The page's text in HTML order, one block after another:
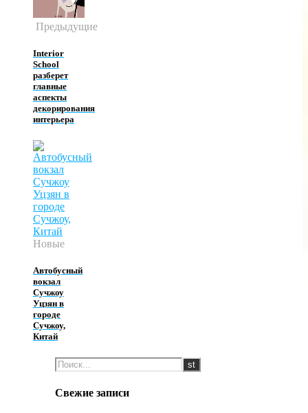
Предыдущие
Interior
School
разберет
главные
аспекты
декорирования
интерьера
Новые
Автобусный
вокзал
Сучжоу
Уцзян в
городе
Сучжоу,
Китай
Свежие записи